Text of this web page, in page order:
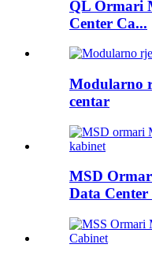
QL Ormari
Center Ca...
Modularno
centar
MSD
Data Center